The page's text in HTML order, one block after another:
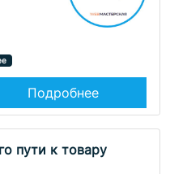
Подробнее
пути к товару